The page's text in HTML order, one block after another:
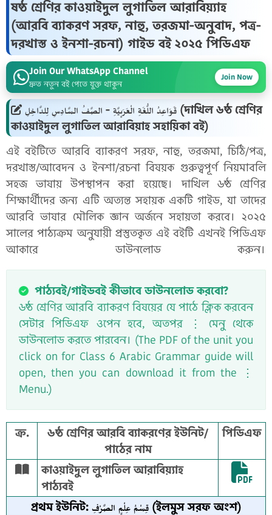
ষষ্ঠ শ্রেণির কাওয়াইদুল লুগাতিল আরাবিয়্যাহ
(আরবি ব্যাকরণ সরফ, নাহু, তরজমা-অনুবাদ, পত্র-
দরখাস্ত ও ইনশা-রচনা) গাইড বই ২০২৫ পিডিএফ
Join Our WhatsApp Channel
দ্রুত নতুন বই পেতে যুক্ত থাকুন
Join Now
কাওয়াইদুল লুগাতিল আরাবিয়াহ সহায়িকা বই)
এই বইটিতে আরবি ব্যাকরণ সরফ, নাহু, তরজমা, চিঠি/পত্র,
দরখাস্ত/আবেদন ও ইনশা/রচনা বিষয়ক গুরুত্বপূর্ণ নিয়মাবলি
সহজ ভাষায় উপস্থাপন করা হয়েছে। দাখিল ৬ষ্ঠ শ্রেণির
শিক্ষার্থীদের জন্য এটি অত্যন্ত সহায়ক একটি গাইড, যা তাদের
আরবি ভাষার মৌলিক জ্ঞান অর্জনে সহায়তা করবে। ২০২৫
সালের পাঠ্যক্রম অনুযায়ী প্রস্তুতকৃত এই বইটি এখনই পিডিএফ
আকারে ডাউনলোড করুন।
পাঠ্যবই/গাইডবই কীভাবে ডাউনলোড করবো?
৬ষ্ঠ শ্রেণির আরবি ব্যাকরণ বিষয়ের যে পাঠে ক্লিক করবেন
সেটার পিডিএফ ওপেন হবে, অতপর ⋮ মেনু থেকে
ডাউনলোড করতে পারবেন। (The PDF of the unit you
click on for Class 6 Arabic Grammar guide will
open, then you can download it from the ⋮
Menu.)
ক্র.
৬ষ্ঠ শ্রেণির আরবি ব্যাকরণের ইউনিট/
পাঠের নাম
পিডিএফ
কাওয়াইদুল লুগাতিল আরাবিয়্যাহ
পাঠ্যবই
প্রথম ইউনিট: قِسْمُ عِلْمٍ الصَّرْفِ (ইলমুস সরফ অংশ)